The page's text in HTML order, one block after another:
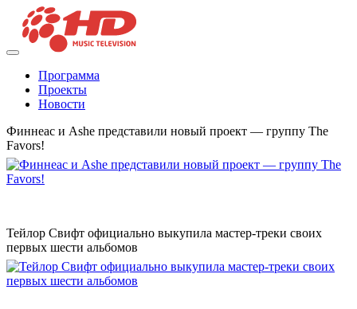
Программа
Проекты
Новости
Финнеас и Ashe представили новый проект — группу The
Favors!
Тейлор Свифт официально выкупила мастер-треки своих
первых шести альбомов